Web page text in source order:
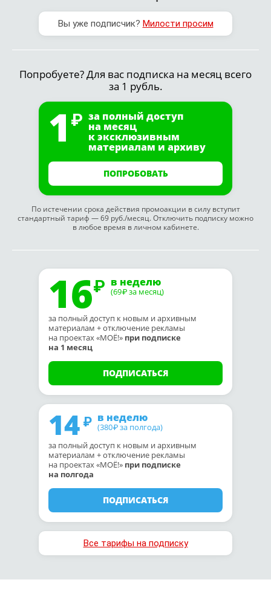
Вы уже подписчик? Милости просим
Попробуете? Для вас подписка на месяц всего
за 1 рубль.
1 за полный доступ
на месяц
к эксклюзивным
материалам и архиву
ПОПРОБОВАТЬ
По истечении срока действия промоакции в силу вступит
стандартный тариф — 69 руб./месяц. Отключить подписку можно
в любое время в личном кабинете.
16 в неделю
(69₽ за месяц)
за полный доступ к новым и архивным
материалам + отключение рекламы
на проектах «МОЁ!» при подписке
на 1 месяц
ПОДПИСАТЬСЯ
14 в неделю
(380₽ за полгода)
за полный доступ к новым и архивным
материалам + отключение рекламы
на проектах «МОЁ!» при подписке
на полгода
ПОДПИСАТЬСЯ
Все тарифы на подписку